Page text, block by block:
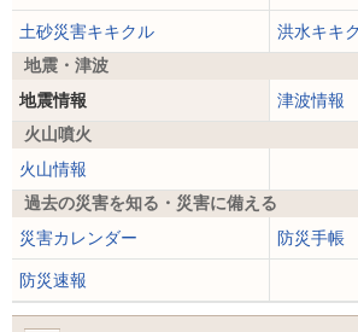
土砂災害キキクル
洪水キキ
地震・津波
地震情報
津波情報
火山噴火
火山情報
過去の災害を知る・災害に備える
災害カレンダー
防災手帳
防災速報